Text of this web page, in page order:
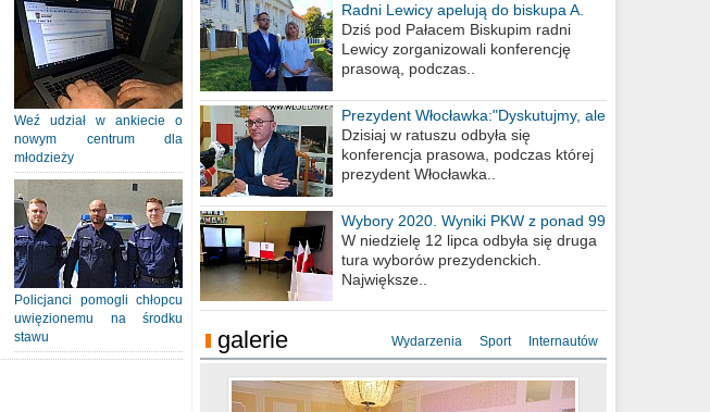
Weź udział w ankiecie o
nowym centrum dla
młodzieży
Policjanci pomogli chłopcu
uwięzionemu na środku
stawu
Radni Lewicy apelują do biskupa A.
Wiesława Meringa
Dziś pod Pałacem Biskupim radni
Lewicy zorganizowali konferencję
prasową, podczas..
Prezydent Włocławka:"Dyskutujmy, ale
nie obrażajmy się”
Dzisiaj w ratuszu odbyła się
konferencja prasowa, podczas której
prezydent Włocławka..
Wybory 2020. Wyniki PKW z ponad 99
procent obwodów
W niedzielę 12 lipca odbyła się druga
tura wyborów prezydenckich.
Największe..
galerie Wydarzenia Sport Internautów
Studniówka Kopernik 2019.01.11
Studniówka LMK 2019.01.05
Studniówka ZS Ekonomicznych
2019.01.05